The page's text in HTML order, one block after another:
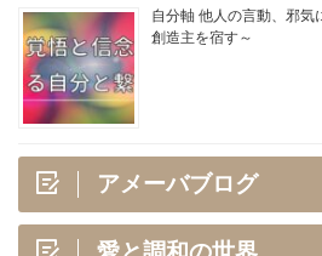
自分軸 他人の言動、邪
創造主を宿す～
アメーバブログ